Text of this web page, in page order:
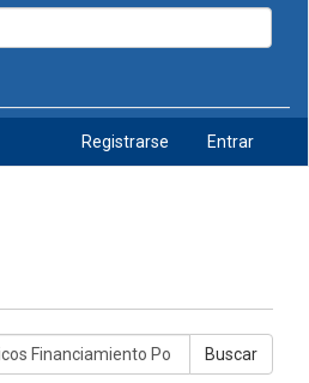
Registrarse Entrar